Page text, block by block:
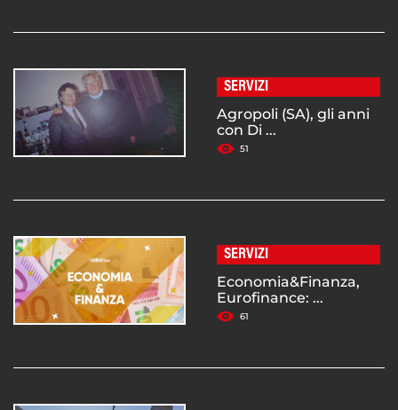
SERVIZI
Agropoli (SA), gli anni
con Di ...
51
SERVIZI
Economia&Finanza,
Eurofinance: ...
61